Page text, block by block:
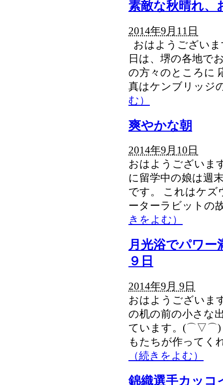
素敵な秋晴れ
2014年9月11日
おはようござい
日は、堺の各地で
の方々のところに
真はケンブリッジ
む）
爽やかな朝
2014年9月10日
おはようございま
に留学中の娘は週
です。 これはケズ
ーターラビットの
きをよむ）
月光浴でパワ
９日
2014年9月 9日
おはようございま
の机の前の小さな
ています。(⌒▽⌒)
もたちが作ってく
（続きをよむ）
錦織選手カッ